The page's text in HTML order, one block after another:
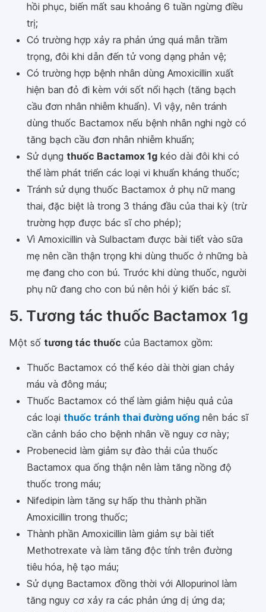
hồi phục, biến mất sau khoảng 6 tuần ngừng điều
trị;
Có trường hợp xảy ra phản ứng quá mẫn trầm
trọng, đôi khi dẫn đến tử vong dạng phản vệ;
Có trường hợp bệnh nhân dùng Amoxicillin xuất
hiện ban đỏ đi kèm với sốt nổi hạch (tăng bạch
cầu đơn nhân nhiễm khuẩn). Vì vậy, nên tránh
dùng thuốc Bactamox nếu bệnh nhân nghi ngờ có
tăng bạch cầu đơn nhân nhiễm khuẩn;
Sử dụng thuốc Bactamox 1g kéo dài đôi khi có
thể làm phát triển các loại vi khuẩn kháng thuốc;
Tránh sử dụng thuốc Bactamox ở phụ nữ mang
thai, đặc biệt là trong 3 tháng đầu của thai kỳ (trừ
trường hợp được bác sĩ cho phép);
Vì Amoxicillin và Sulbactam được bài tiết vào sữa
mẹ nên cần thận trọng khi dùng thuốc ở những bà
mẹ đang cho con bú. Trước khi dùng thuốc, người
phụ nữ đang cho con bú nên hỏi ý kiến bác sĩ.
5. Tương tác thuốc Bactamox 1g
Một số tương tác thuốc của Bactamox gồm:
Thuốc Bactamox có thể kéo dài thời gian chảy
máu và đông máu;
Thuốc Bactamox có thể làm giảm hiệu quả của
các loại thuốc tránh thai đường uống nên bác sĩ
cần cảnh báo cho bệnh nhân về nguy cơ này;
Probenecid làm giảm sự đào thải của thuốc
Bactamox qua ống thận nên làm tăng nồng độ
thuốc trong máu;
Nifedipin làm tăng sự hấp thu thành phần
Amoxicillin trong thuốc;
Thành phần Amoxicillin làm giảm sự bài tiết
Methotrexate và làm tăng độc tính trên đường
tiêu hóa, hệ tạo máu;
Sử dụng Bactamox đồng thời với Allopurinol làm
tăng nguy cơ xảy ra các phản ứng dị ứng da;